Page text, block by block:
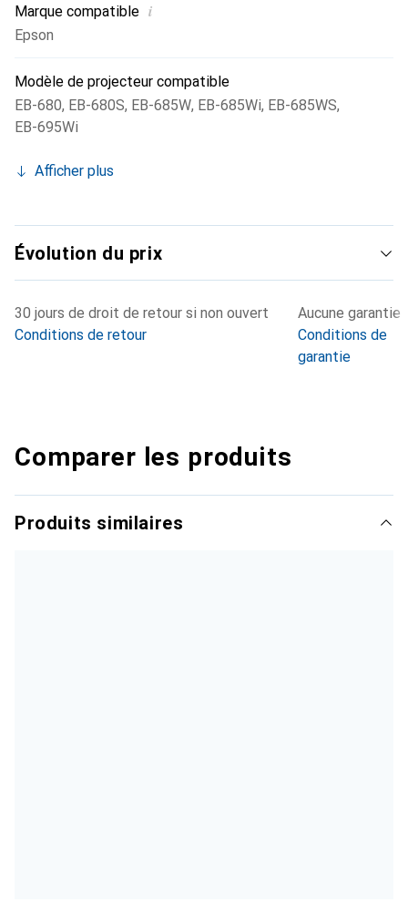
professionnels et privés.
Marque compatible i
Epson
Modèle de projecteur compatible
EB-680, EB-680S, EB-685W, EB-685Wi, EB-685WS,
EB-695Wi
Afficher plus
Évolution du prix
30 jours de droit de retour si non ouvert
Conditions de retour
Aucune garantie
Conditions de
garantie
Comparer les produits
Produits similaires